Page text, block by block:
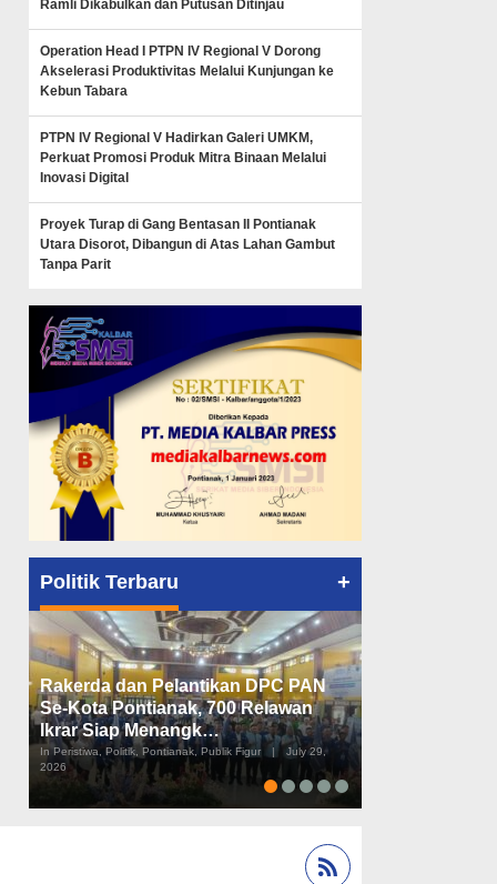
Ramli Dikabulkan dan Putusan Ditinjau
Operation Head I PTPN IV Regional V Dorong
Akselerasi Produktivitas Melalui Kunjungan ke
Kebun Tabara
PTPN IV Regional V Hadirkan Galeri UMKM,
Perkuat Promosi Produk Mitra Binaan Melalui
Inovasi Digital
Proyek Turap di Gang Bentasan II Pontianak
Utara Disorot, Dibangun di Atas Lahan Gambut
Tanpa Parit
Politik Terbaru +
Rakerda dan Pelantikan DPC PAN
Se-Kota Pontianak, 700 Relawan
Ikrar Siap Menangk…
In Peristiwa, Politik, Pontianak, Publik Figur |
July 29,
2026